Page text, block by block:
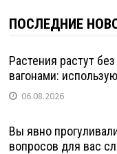
ПОСЛЕДНИЕ
Растения растут
вагонами:
06.08.2026
Вы явно
вопросов для вас